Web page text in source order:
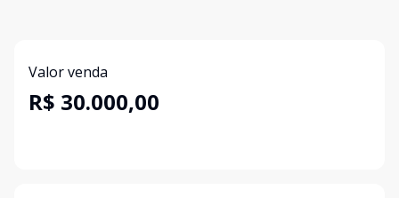
Valor venda
R$ 30.000,00